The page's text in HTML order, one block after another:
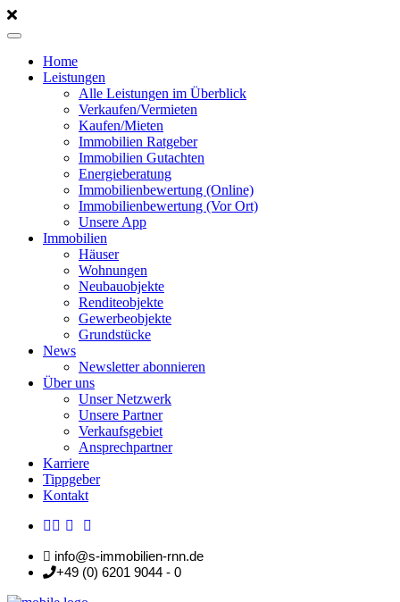
Home
Leistungen
Alle Leistungen im Überblick
Verkaufen/Vermieten
Kaufen/Mieten
Immobilien Ratgeber
Immobilien Gutachten
Energieberatung
Immobilienbewertung (Online)
Immobilienbewertung (Vor Ort)
Unsere App
Immobilien
Häuser
Wohnungen
Neubauobjekte
Renditeobjekte
Gewerbeobjekte
Grundstücke
News
Newsletter abonnieren
Über uns
Unser Netzwerk
Unsere Partner
Verkaufsgebiet
Ansprechpartner
Karriere
Tippgeber
Kontakt
info@s-immobilien-rnn.de
+49 (0) 6201 9044 - 0